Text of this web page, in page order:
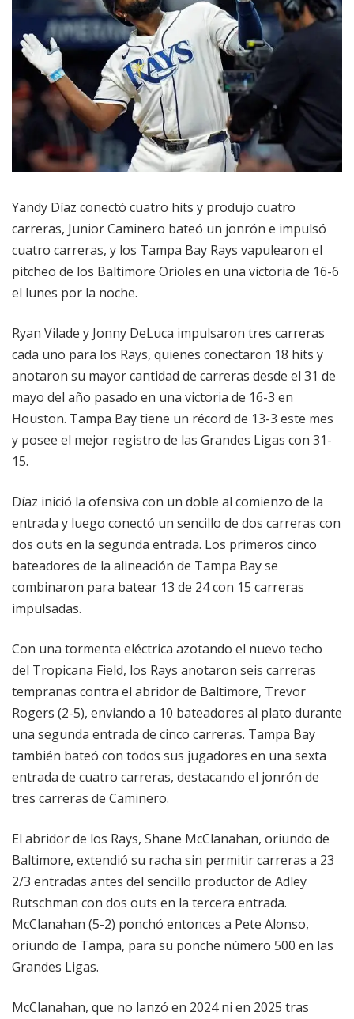
Yandy Díaz conectó cuatro hits y produjo cuatro
carreras, Junior Caminero bateó un jonrón e impulsó
cuatro carreras, y los Tampa Bay Rays vapulearon el
pitcheo de los Baltimore Orioles en una victoria de 16-6
el lunes por la noche.
Ryan Vilade y Jonny DeLuca impulsaron tres carreras
cada uno para los Rays, quienes conectaron 18 hits y
anotaron su mayor cantidad de carreras desde el 31 de
mayo del año pasado en una victoria de 16-3 en
Houston. Tampa Bay tiene un récord de 13-3 este mes
y posee el mejor registro de las Grandes Ligas con 31-
15.
Díaz inició la ofensiva con un doble al comienzo de la
entrada y luego conectó un sencillo de dos carreras con
dos outs en la segunda entrada. Los primeros cinco
bateadores de la alineación de Tampa Bay se
combinaron para batear 13 de 24 con 15 carreras
impulsadas.
Con una tormenta eléctrica azotando el nuevo techo
del Tropicana Field, los Rays anotaron seis carreras
tempranas contra el abridor de Baltimore, Trevor
Rogers (2-5), enviando a 10 bateadores al plato durante
una segunda entrada de cinco carreras. Tampa Bay
también bateó con todos sus jugadores en una sexta
entrada de cuatro carreras, destacando el jonrón de
tres carreras de Caminero.
El abridor de los Rays, Shane McClanahan, oriundo de
Baltimore, extendió su racha sin permitir carreras a 23
2/3 entradas antes del sencillo productor de Adley
Rutschman con dos outs en la tercera entrada.
McClanahan (5-2) ponchó entonces a Pete Alonso,
oriundo de Tampa, para su ponche número 500 en las
Grandes Ligas.
McClanahan, que no lanzó en 2024 ni en 2025 tras